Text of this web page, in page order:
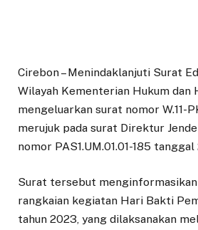
Cirebon – Menindaklanjuti Surat
Wilayah Kementerian Hukum dan
mengeluarkan surat nomor W.11-
merujuk pada surat Direktur
nomor PAS1.UM.01.01-185
Surat tersebut
rangkaian kegiatan Hari Bakti
tahun 2023, yang dilaksanakan